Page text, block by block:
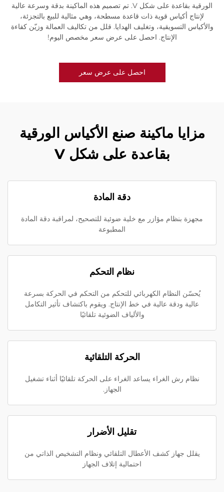
الورقية بقاعدة على شكل V. تم تصميم هذه الماكينة بدقة وسرعة عالية
لإنتاج أكياس قوية ذات قاعدة مسطحة، وهي مثالية للبيع بالتجزئة،
والأكياس التسويقية، وتغليف الهدايا. قلل من تكاليف العمالة وزيّن كفاءة
الإنتاج. احصل على عرض سعر مخصص اليوم!
احصل على عرض سعر
مزايا ماكينة صنع الأكياس الورقية
بقاعدة على شكل V
دقة المادة
مجهزة بنظام مؤازر مع خلية ضوئية للتصحيح، لمراقبة دقة المادة
المطبوعة
نظام التحكم
يُحسّن النظام الكهربائي للتحكم من التحكم في الحركة بسرعة
عالية ودقة عالية في خط الإنتاج. ويقوم باكتشاف تأثير التكامل
والألياف الضوئية تلقائيًا
الحركة التلقائية
نظام رش الغراء يساعد الغراء على الحركة تلقائيًا أثناء تشغيل
الجهاز.
تقليل الأضرار
يقلل جهاز كشف الأعطال التلقائي ونظام التشخيص الذاتي من
احتمالية إتلاف الجهاز